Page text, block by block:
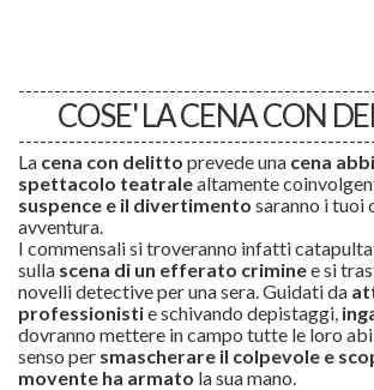
COSE' LA CENA CON
La cena con delitto prevede una cena
spettacolo teatralealtamente
suspence e il divertimento saranno i tuoi
avventura.
I commensali si troveranno infatti
sulla scena di un efferato criminee si
novelli detective per una sera. Guidati da
professionistie schivando depistaggi,
dovranno mettere in campo tutte le loro
senso per smascherare il colpevole e
movente ha armato la sua mano.